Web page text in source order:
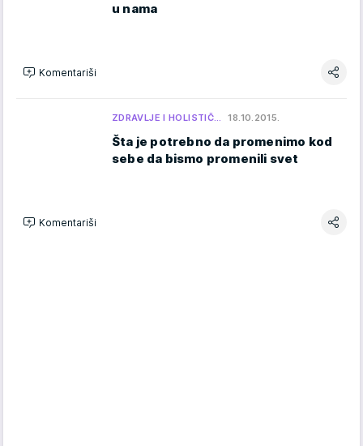
u nama
Komentariši
ZDRAVLJE I HOLISTIČ… 18.10.2015.
Šta je potrebno da promenimo kod
sebe da bismo promenili svet
Komentariši